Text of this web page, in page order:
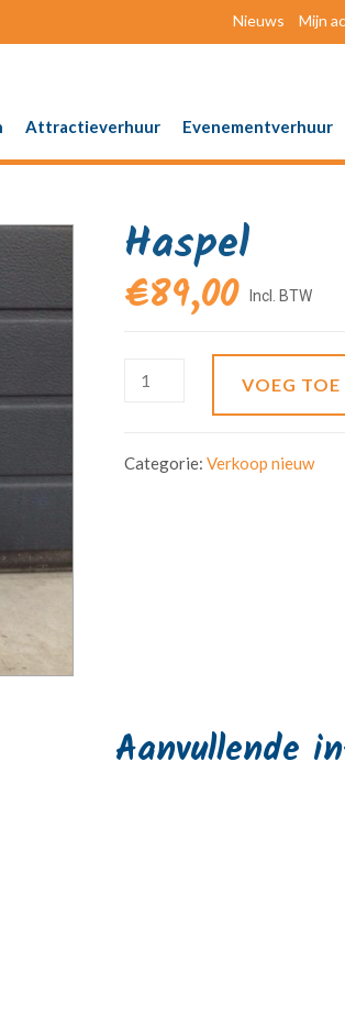
Nieuws Mijn
Attractieverhuur Evenementverhuur
Haspel
€89,00
VOEG TOE
Categorie: Verkoop nieuw
Aanvullende